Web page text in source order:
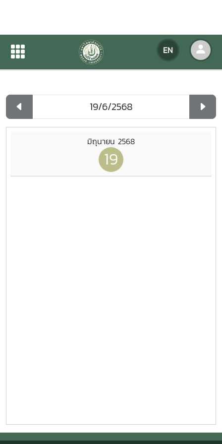
EN
Agency Calendar
Agency Calendar Day List
มิถุนายน 2568
19